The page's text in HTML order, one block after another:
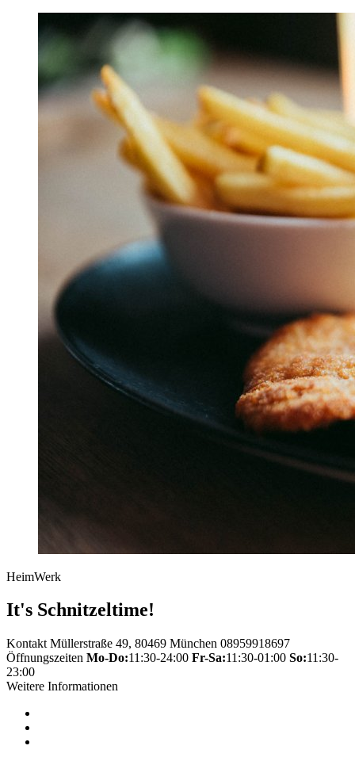
HeimWerk
It's Schnitzeltime!
Kontakt Müllerstraße 49, 80469 München 08959918697
Öffnungszeiten Mo-Do:11:30-24:00 Fr-Sa:11:30-01:00 So:11:30-
23:00
Weitere Informationen